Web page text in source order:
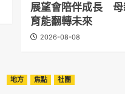
展望會陪伴成長 母
育能翻轉未來
2026-08-08
地方 焦點 社團